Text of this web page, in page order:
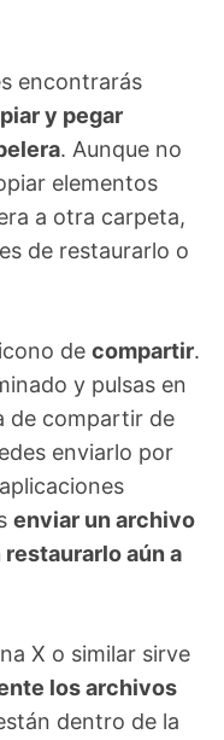
encontrarás
y pegar
. Aunque no
elementos
a otra carpeta,
de restaurarlo o
de compartir.
y pulsas en
de compartir de
enviarlo por
enviar un archivo
aún a
X o similar sirve
los archivos
dentro de la